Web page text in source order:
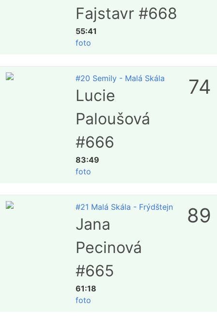
Fajstavr #668
55:41
foto
#20 Semily - Malá Skála
Lucie
Paloušová
#666
83:49
foto
74
#21 Malá Skála - Frýdštejn
Jana
Pecinová
#665
61:18
foto
89